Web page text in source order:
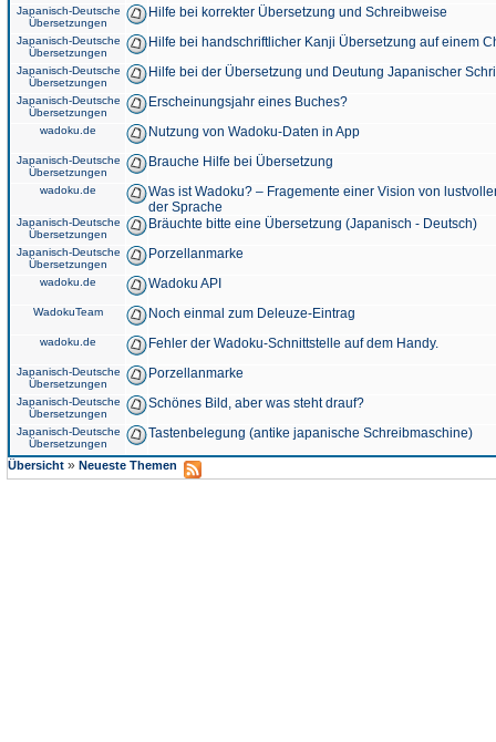
Japanisch-Deutsche
Übersetzungen
Hilfe bei korrekter Übersetzung und Schreibweise
Japanisch-Deutsche
Übersetzungen
Hilfe bei handschriftlicher Kanji Übersetzung auf einem
Japanisch-Deutsche
Übersetzungen
Hilfe bei der Übersetzung und Deutung Japanischer
Japanisch-Deutsche
Übersetzungen
Erscheinungsjahr eines Buches?
wadoku.de Nutzung von Wadoku-Daten in App
Japanisch-Deutsche
Übersetzungen
Brauche Hilfe bei Übersetzung
wadoku.de
Was ist Wadoku? – Fragemente einer Vision von
der Sprache
Japanisch-Deutsche
Übersetzungen
Bräuchte bitte eine Übersetzung (Japanisch - Deutsch)
Japanisch-Deutsche
Übersetzungen
Porzellanmarke
wadoku.de Wadoku API
WadokuTeam Noch einmal zum Deleuze-Eintrag
wadoku.de Fehler der Wadoku-Schnittstelle auf dem Handy.
Japanisch-Deutsche
Übersetzungen
Porzellanmarke
Japanisch-Deutsche
Übersetzungen
Schönes Bild, aber was steht drauf?
Japanisch-Deutsche
Übersetzungen
Tastenbelegung (antike japanische Schreibmaschine)
Übersicht » Neueste Themen